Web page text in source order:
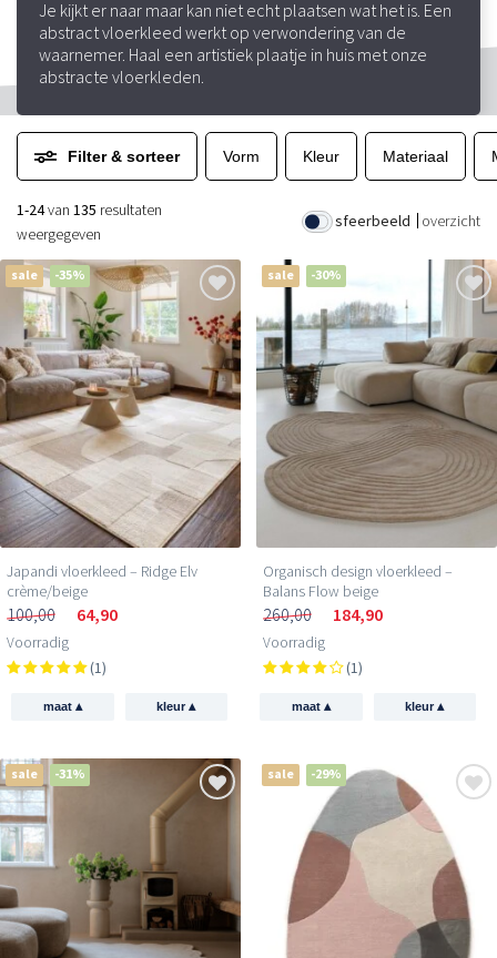
Je kijkt er naar maar kan niet echt plaatsen wat het is. Een
abstract vloerkleed werkt op verwondering van de
waarnemer. Haal een artistiek plaatje in huis met onze
abstracte vloerkleden.
Filter & sorteer Vorm Kleur Materiaal
sfeerbeeld overzicht
1-24van 135 resultaten
weergegeven
sale -35%
Japandi vloerkleed – Ridge Elv
crème/beige
100,00 64,90
Voorradig
(1)
maat ▴ kleur▴
sale -30%
Organisch design vloerkleed –
Balans Flow beige
260,00 184,90
Voorradig
(1)
maat ▴ kleur▴
sale -31% sale -29%